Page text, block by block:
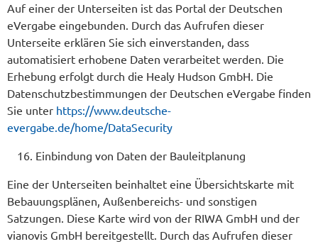
Auf einer der Unterseiten ist das Portal der Deutschen
eVergabe eingebunden. Durch das Aufrufen dieser
Unterseite erklären Sie sich einverstanden, dass
automatisiert erhobene Daten verarbeitet werden. Die
Erhebung erfolgt durch die Healy Hudson GmbH. Die
Datenschutzbestimmungen der Deutschen eVergabe finden
Sie unter https://www.deutsche-
evergabe.de/home/DataSecurity
Einbindung von Daten der Bauleitplanung
Eine der Unterseiten beinhaltet eine Übersichtskarte mit
Bebauungsplänen, Außenbereichs- und sonstigen
Satzungen. Diese Karte wird von der RIWA GmbH und der
vianovis GmbH bereitgestellt. Durch das Aufrufen dieser